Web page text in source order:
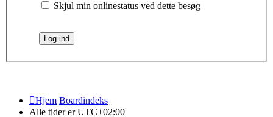
Skjul min onlinestatus ved dette besøg
Hjem Boardindeks
Alle tider erUTC+02:00